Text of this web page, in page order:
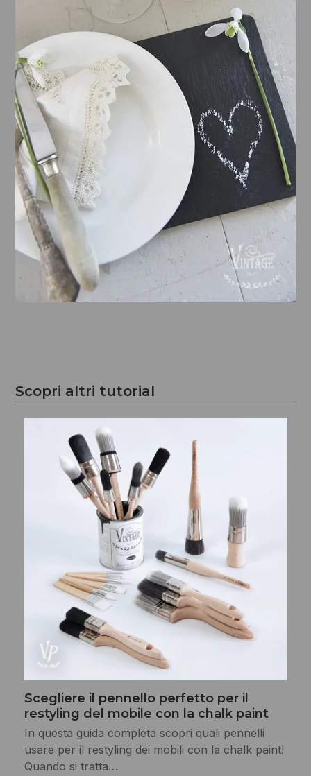
Scopri altri tutorial
Scegliere il pennello perfetto per il
restyling del mobile con la chalk paint
In questa guida completa scopri quali pennelli
usare per il restyling dei mobili con la chalk paint!
Quando si tratta…